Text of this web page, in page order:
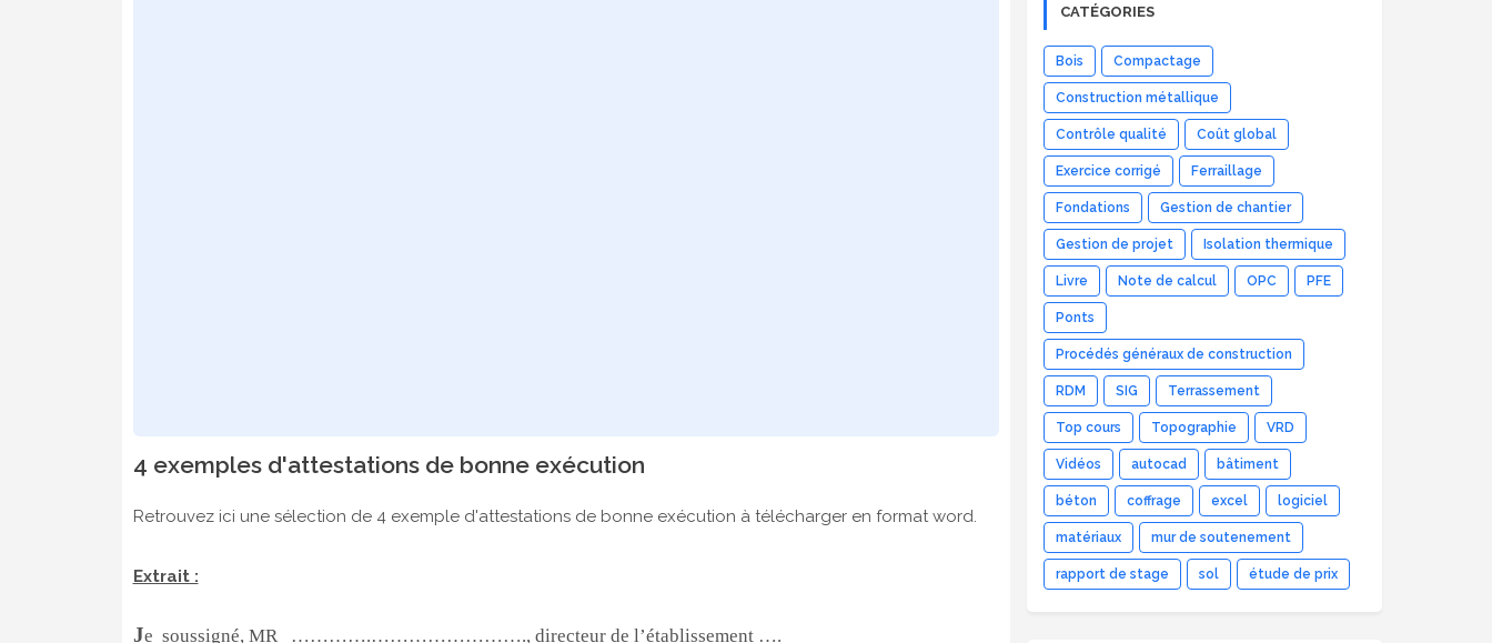
4 exemples d'attestations de bonne exécution
Retrouvez ici une sélection de 4 exemple d'attestations de bonne exécution à télécharger en format word.
Extrait :
Je soussigné, MR ………….……………………., directeur de l’établissement ….
CATÉGORIES
Bois Compactage
Construction métallique
Contrôle qualité Coût global
Exercice corrigé Ferraillage
Fondations Gestion de chantier
Gestion de projet Isolation thermique
Livre Note de calcul OPC PFE
Ponts
Procédés généraux de construction
RDM SIG Terrassement
Top cours Topographie VRD
Vidéos autocad bâtiment
béton coffrage excel logiciel
matériaux mur de soutenement
rapport de stage sol étude de prix